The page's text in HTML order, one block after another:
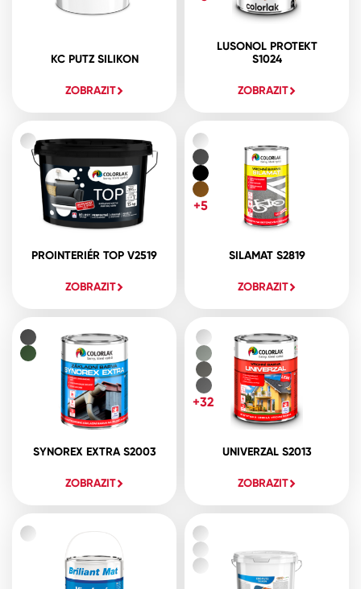
KC PUTZ SILIKON
ZOBRAZIT
LUSONOL PROTEKT
S1024
ZOBRAZIT
PROINTERIÉR TOP V2519
ZOBRAZIT
SILAMAT S2819
ZOBRAZIT
+5
SYNOREX EXTRA S2003
ZOBRAZIT
UNIVERZAL S2013
ZOBRAZIT
+32